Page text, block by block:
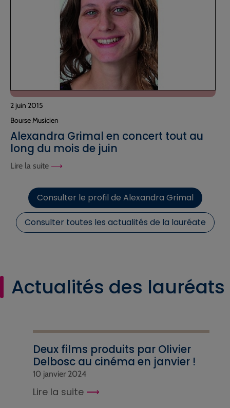
2 juin 2015
Bourse Musicien
Alexandra Grimal en concert tout au
long du mois de juin
Lire la suite
Consulter le profil de Alexandra Grimal
Consulter toutes les actualités de la lauréate
Actualités des lauréats
Deux films produits par Olivier
Delbosc au cinéma en janvier !
10 janvier 2024
Lire la suite